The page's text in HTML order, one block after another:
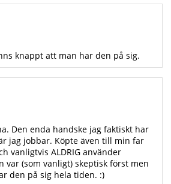
knappt att man har den på sig.
Den enda handske jag faktiskt har
jag jobbar. Köpte även till min far
vanligtvis ALDRIG använder
var (som vanligt) skeptisk först men
den på sig hela tiden. :)